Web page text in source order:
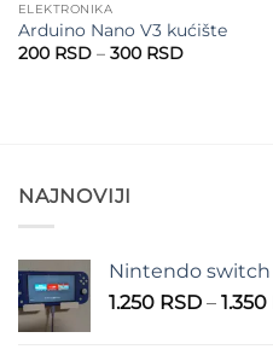
ELEKTRONIKA
Arduino Nano V3 kućište
200 RSD – 300 RSDRaspon
NAJNOVIJI
Nintendo switch
1.250 RSD – 1.350